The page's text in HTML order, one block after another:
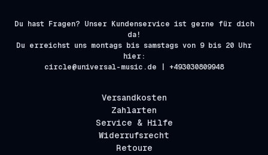
Du hast Fragen? Unser Kundenservice ist gerne für dich
da!
Du erreichst uns montags bis samstags von 9 bis 20 Uhr
hier:
circle@universal-music.de | +493030809948
Versandkosten
Zahlarten
Service & Hilfe
Widerrufsrecht
Retoure